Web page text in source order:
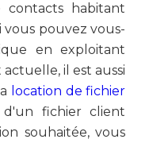
habitant
pouvez vous-
en exploitant
il est aussi
location de fichier
fichier client
souhaitée, vous